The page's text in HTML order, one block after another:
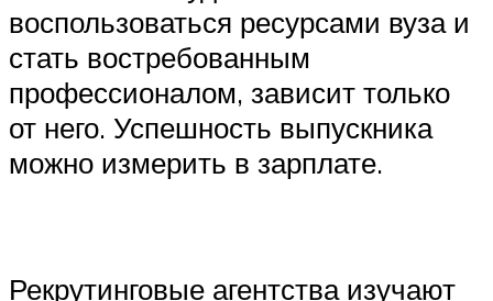
воспользоваться ресурсами вуза и
стать востребованным
профессионалом, зависит только
от него. Успешность выпускника
можно измерить в зарплате.
Рекрутинговые агентства изучают